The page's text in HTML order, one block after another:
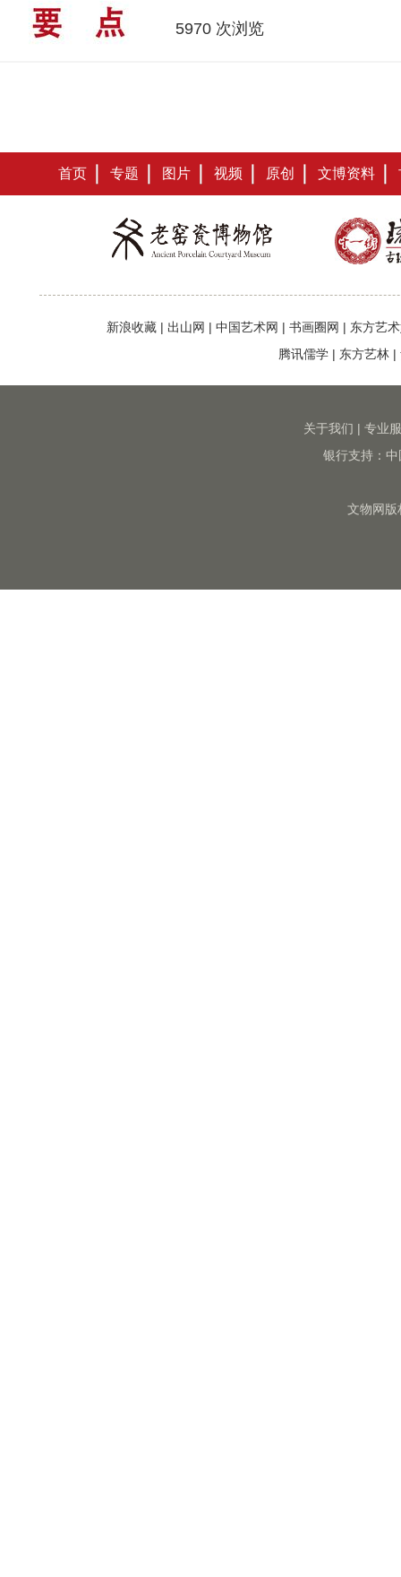
5970 次浏览
首页 专题 图片 视频 原创 文博资料
新浪收藏 | 出山网 | 中国艺术网 | 书画圈网 | 东方艺
腾讯儒学 | 东方艺林 |
关于我们 | 专业
银行支持：
文物网